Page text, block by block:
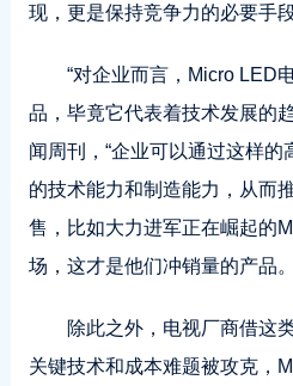
现，更是保持竞争力的必要手
“对企业而言，Micro LED
品，毕竟它代表着技术发展的
闻周刊，“企业可以通过这样
的技术能力和制造能力，从而
售，比如大力进军正在崛起的
场，这才是他们冲销量的产品
除此之外，电视厂商借这
关键技术和成本难题被攻克，